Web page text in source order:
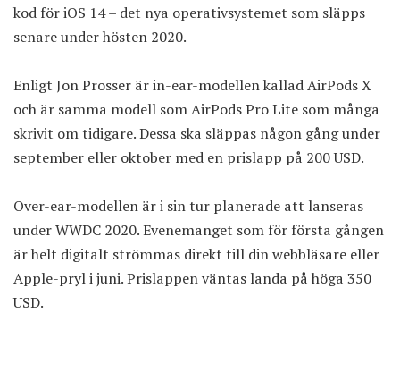
kod för iOS 14 – det nya operativsystemet som släpps
senare under hösten 2020.
Enligt Jon Prosser är in-ear-modellen kallad AirPods X
och är samma modell som AirPods Pro Lite som många
skrivit om tidigare. Dessa ska släppas någon gång under
september eller oktober med en prislapp på 200 USD.
Over-ear-modellen är i sin tur planerade att lanseras
under WWDC 2020. Evenemanget som för första gången
är helt digitalt strömmas direkt till din webbläsare eller
Apple-pryl i juni. Prislappen väntas landa på höga 350
USD.